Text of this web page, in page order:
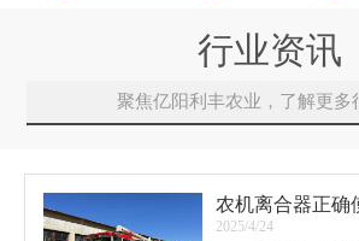
行业资讯
聚焦亿阳利丰农业，了解更多
农机离合器正确
2025/4/24